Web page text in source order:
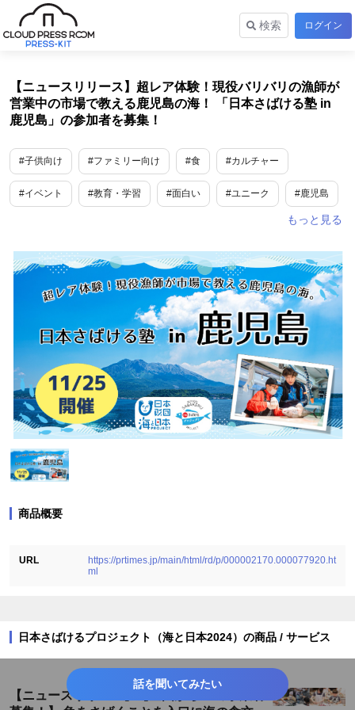
検索 ログイン
【ニュースリリース】超レア体験！現役バリバリの漁師が
営業中の市場で教える鹿児島の海！ 「日本さばける塾 in
鹿児島」の参加者を募集！
#子供向け #ファミリー向け #食 #カルチャー
#イベント #教育・学習 #面白い #ユニーク #鹿児島
商品概要
URL
https://prtimes.jp/main/html/rd/p/000002170.000077920.ht
ml
日本さばけるプロジェクト（海と日本2024）の商品 / サービス
【ニュースリリース】【全国から10の事業者
話を聞いてみたい